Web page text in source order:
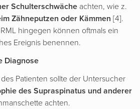
Schulterschwäche achten, wie z.
Zähneputzen oder Kämmen [4].
hingegen können oftmals ein
Ereignis benennen.
Diagnose
Patienten sollte der Untersucher
des Supraspinatus und anderer
achten.